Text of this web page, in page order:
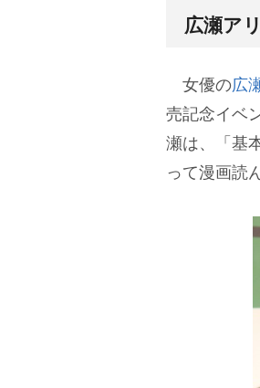
広瀬ア
女優の広
売記念イベ
瀬は、「基
って漫画読